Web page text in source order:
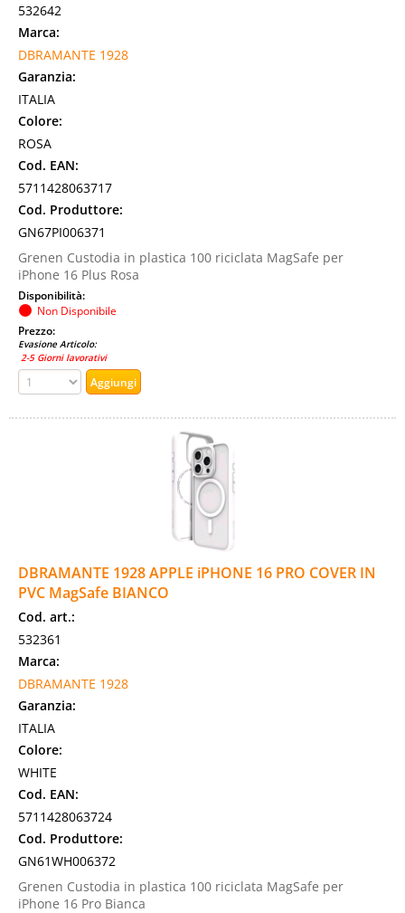
532642
Marca:
DBRAMANTE 1928
Garanzia:
ITALIA
Colore:
ROSA
Cod. EAN:
5711428063717
Cod. Produttore:
GN67PI006371
Grenen Custodia in plastica 100 riciclata MagSafe per
iPhone 16 Plus Rosa
Disponibilità:
Non Disponibile
Prezzo:
Evasione Articolo:
2-5 Giorni lavorativi
DBRAMANTE 1928 APPLE iPHONE 16 PRO COVER IN
PVC MagSafe BIANCO
Cod. art.:
532361
Marca:
DBRAMANTE 1928
Garanzia:
ITALIA
Colore:
WHITE
Cod. EAN:
5711428063724
Cod. Produttore:
GN61WH006372
Grenen Custodia in plastica 100 riciclata MagSafe per
iPhone 16 Pro Bianca